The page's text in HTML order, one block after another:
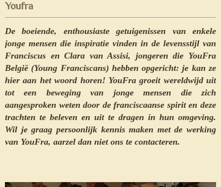
Youfra
De boeiende, enthousiaste getuigenissen van enkele
jonge mensen die inspiratie vinden in de levensstijl van
Franciscus en Clara van Assisi, jongeren die YouFra
België (Young Franciscans) hebben opgericht: je kan ze
hier aan het woord horen! YouFra groeit wereldwijd uit
tot een beweging van jonge mensen die zich
aangesproken weten door de franciscaanse spirit en deze
trachten te beleven en uit te dragen in hun omgeving.
Wil je graag persoonlijk kennis maken met de werking
van YouFra, aarzel dan niet ons te contacteren.